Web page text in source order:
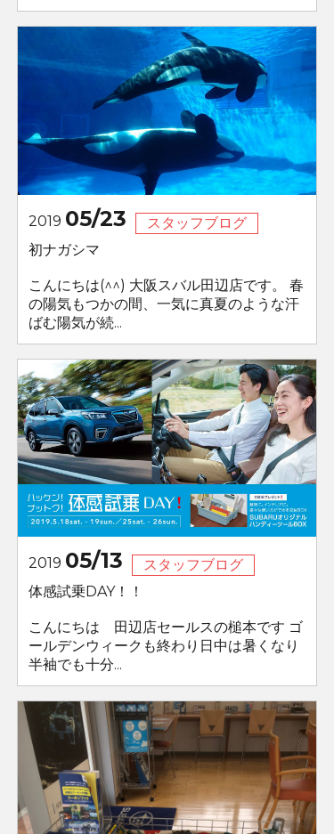
2019 05/23
スタッフブログ
初ナガシマ
こんにちは(^^) 大阪スバル田辺店です。 春
の陽気もつかの間、一気に真夏のような汗
ばむ陽気が続...
2019 05/13
スタッフブログ
体感試乗DAY！！
こんにちは 田辺店セールスの槌本です ゴ
ールデンウィークも終わり日中は暑くなり
半袖でも十分...